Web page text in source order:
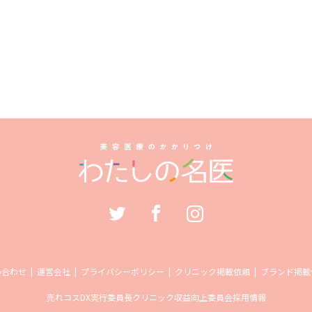
わせ 運営会社 プライバシーポリシー クリニック掲載依頼 ブランド掲
売れコスDX実行委員長クリニック収益向上委員会採用情報